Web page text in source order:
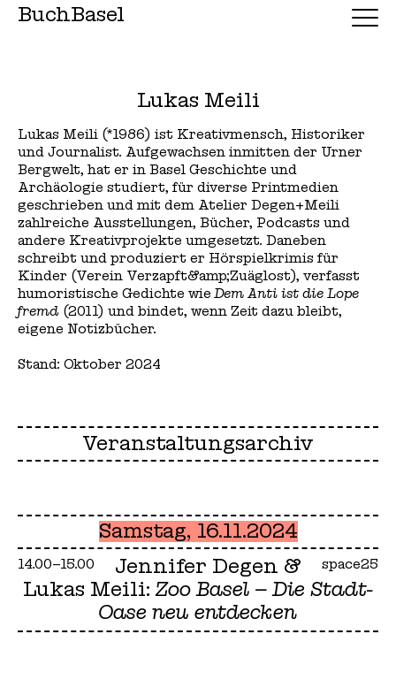
BuchBasel
Lukas Meili
Lukas Meili (*1986) ist Kreativmensch, Historiker
und Journalist. Aufgewachsen inmitten der Urner
Bergwelt, hat er in Basel Geschichte und
Archäologie studiert, für diverse Printmedien
geschrieben und mit dem Atelier Degen+Meili
zahlreiche Ausstellungen, Bücher, Podcasts und
andere Kreativprojekte umgesetzt. Daneben
schreibt und produziert er Hörspielkrimis für
Kinder (Verein Verzapft&amp;Zuäglost), verfasst
humoristische Gedichte wie Dem Anti ist die Lope
fremd (2011) und bindet, wenn Zeit dazu bleibt,
eigene Notizbücher.
Stand: Oktober 2024
Veranstaltungsarchiv
Samstag, 16.11.2024
14.00–15.00 space25
Jennifer Degen &
Lukas Meili:Zoo Basel – Die Stadt-
Oase neu entdecken